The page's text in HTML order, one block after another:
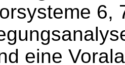
6,
eine